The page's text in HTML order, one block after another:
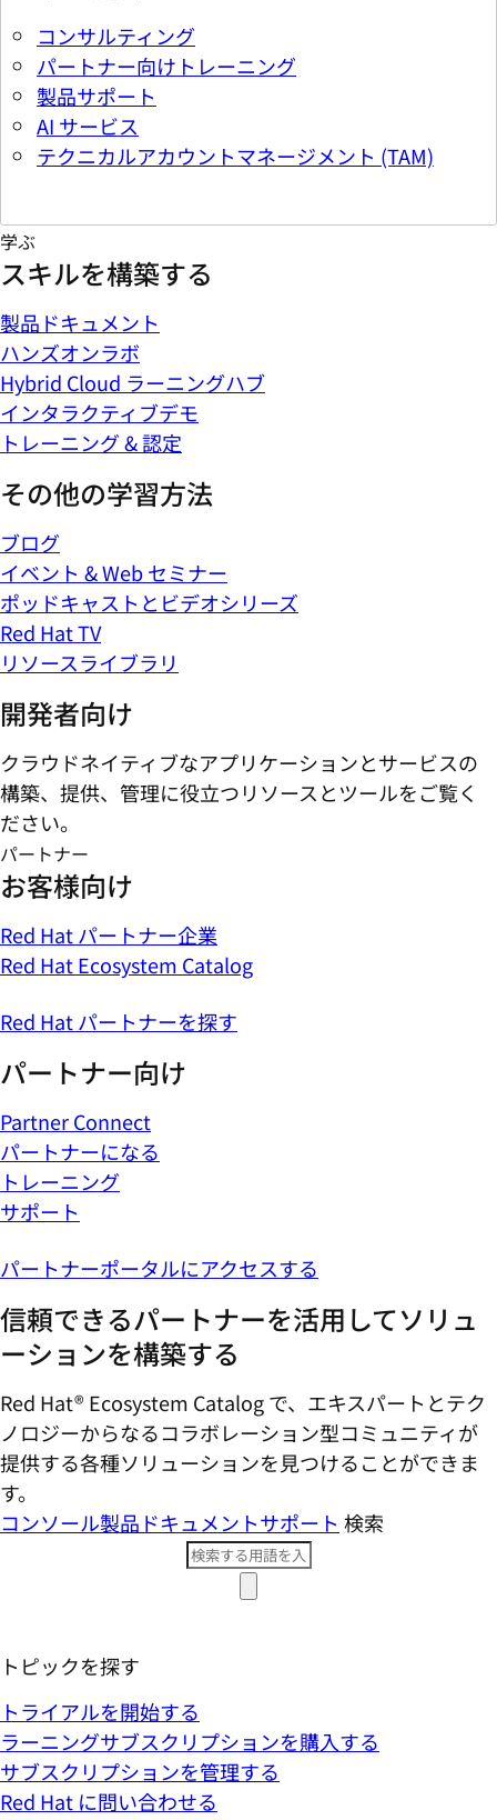
コンサルティング
パートナー向けトレーニング
製品サポート
AI サービス
テクニカルアカウントマネージメント (TAM)
学ぶ
スキルを構築する
製品ドキュメント
ハンズオンラボ
Hybrid Cloud ラーニングハブ
インタラクティブデモ
トレーニング & 認定
その他の学習方法
ブログ
イベント & Web セミナー
ポッドキャストとビデオシリーズ
Red Hat TV
リソースライブラリ
開発者向け
クラウドネイティブなアプリケーションとサービスの
構築、提供、管理に役立つリソースとツールをご覧く
ださい。
パートナー
お客様向け
Red Hat パートナー企業
Red Hat Ecosystem Catalog
Red Hat パートナーを探す
パートナー向け
Partner Connect
パートナーになる
トレーニング
サポート
パートナーポータルにアクセスする
信頼できるパートナーを活用してソリュ
ーションを構築する
Red Hat® Ecosystem Catalog で、エキスパートとテク
ノロジーからなるコラボレーション型コミ​ュニティが
提供する各種ソリューションを見つけることができま
す。
コンソール製品ドキュメントサポート 検索
トピックを探す
トライアルを開始する
ラーニングサブスクリプションを購入する
サブスクリプションを管理する
Red Hat に問い合わせる